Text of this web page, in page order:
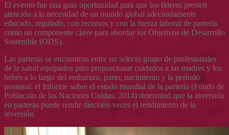
El evento fue una gran oportunidad para que los líderes presten
atención a la necesidad de un mundo global adecuadamente
educado, regulado, con recursos y con la fuerza laboral de partería
como un componente clave para abordar los Objetivos de Desarrollo
Sostenible (ODS).
Las parteras se encuentran entre un selecto grupo de profesionales
de la salud equipados para proporcionar cuidados a las madres y los
bebés a lo largo del embarazo, parto, nacimiento y la período
posnatal: el Informe sobre el estado mundial de la partería (Fondo de
Población de las Naciones Unidas, 2014) determinó que la inversión
en parteras puede rendir dieciséis veces el rendimiento de la
inversión.